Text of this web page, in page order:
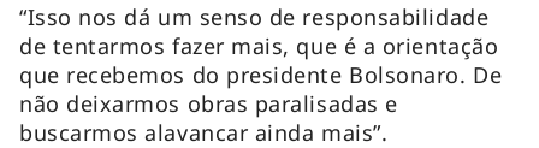
“Isso nos dá um senso de responsabilidade
de tentarmos fazer mais, que é a orientação
que recebemos do presidente Bolsonaro. De
não deixarmos obras paralisadas e
buscarmos alavancar ainda mais”.